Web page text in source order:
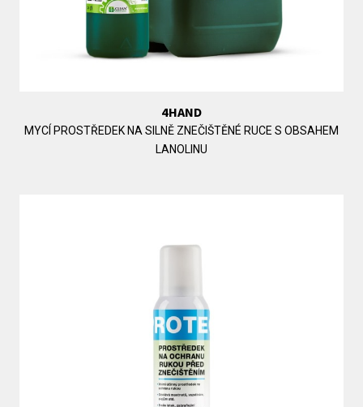
4HAND
MYCÍ PROSTŘEDEK NA SILNĚ ZNEČIŠTĚNÉ RUCE S OBSAHEM
LANOLINU